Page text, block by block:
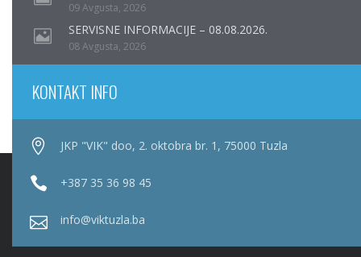
09 Avgusta, 2026
SERVISNE INFORMACIJE – 08.08.2026.
08 Avgusta, 2026
KONTAKT INFO
JKP "VIK" doo, 2. oktobra br. 1, 75000 Tuzla
+387 35 36 98 45
info@viktuzla.ba